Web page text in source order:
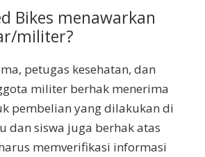
Bikes menawarkan
militer?
petugas kesehatan, dan
militer berhak menerima
pembelian yang dilakukan di
dan siswa juga berhak atas
memverifikasi informasi